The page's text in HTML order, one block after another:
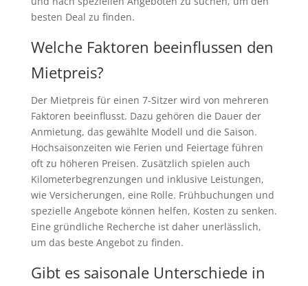
besten Deal zu finden.
Welche Faktoren beeinflussen den
Mietpreis?
Der Mietpreis für einen 7-Sitzer wird von mehreren
Faktoren beeinflusst. Dazu gehören die Dauer der
Anmietung, das gewählte Modell und die Saison.
Hochsaisonzeiten wie Ferien und Feiertage führen
oft zu höheren Preisen. Zusätzlich spielen auch
Kilometerbegrenzungen und inklusive Leistungen,
wie Versicherungen, eine Rolle. Frühbuchungen und
spezielle Angebote können helfen, Kosten zu senken.
Eine gründliche Recherche ist daher unerlässlich,
um das beste Angebot zu finden.
Gibt es saisonale Unterschiede in